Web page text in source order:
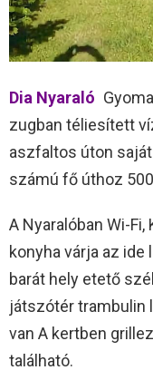
Dia Nyaraló
zugban téliesített
aszfaltos úton
számú fő úthoz
A Nyaralóban Wi-
konyha várja az ide
barát hely etető
játszótér trambulin
van A kertben
található.